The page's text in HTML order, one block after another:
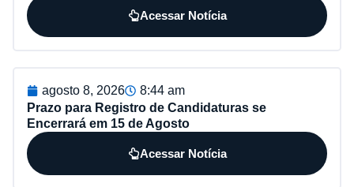
Acessar Notícia
agosto 8, 2026
8:44 am
Prazo para Registro de Candidaturas se
Encerrará em 15 de Agosto
Acessar Notícia